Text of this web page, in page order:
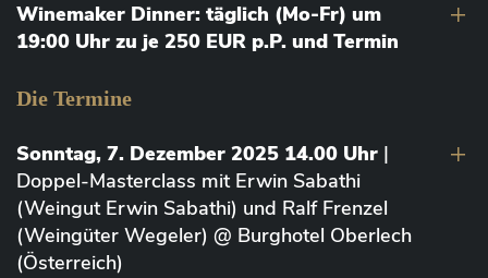
Winemaker Dinner: täglich (Mo-Fr) um
19:00 Uhr zu je 250 EUR p.P. und Termin
Die Termine
Sonntag, 7. Dezember 2025 14.00 Uhr |
Doppel-Masterclass mit Erwin Sabathi
(Weingut Erwin Sabathi) und Ralf Frenzel
(Weingüter Wegeler) @ Burghotel Oberlech
(Österreich)